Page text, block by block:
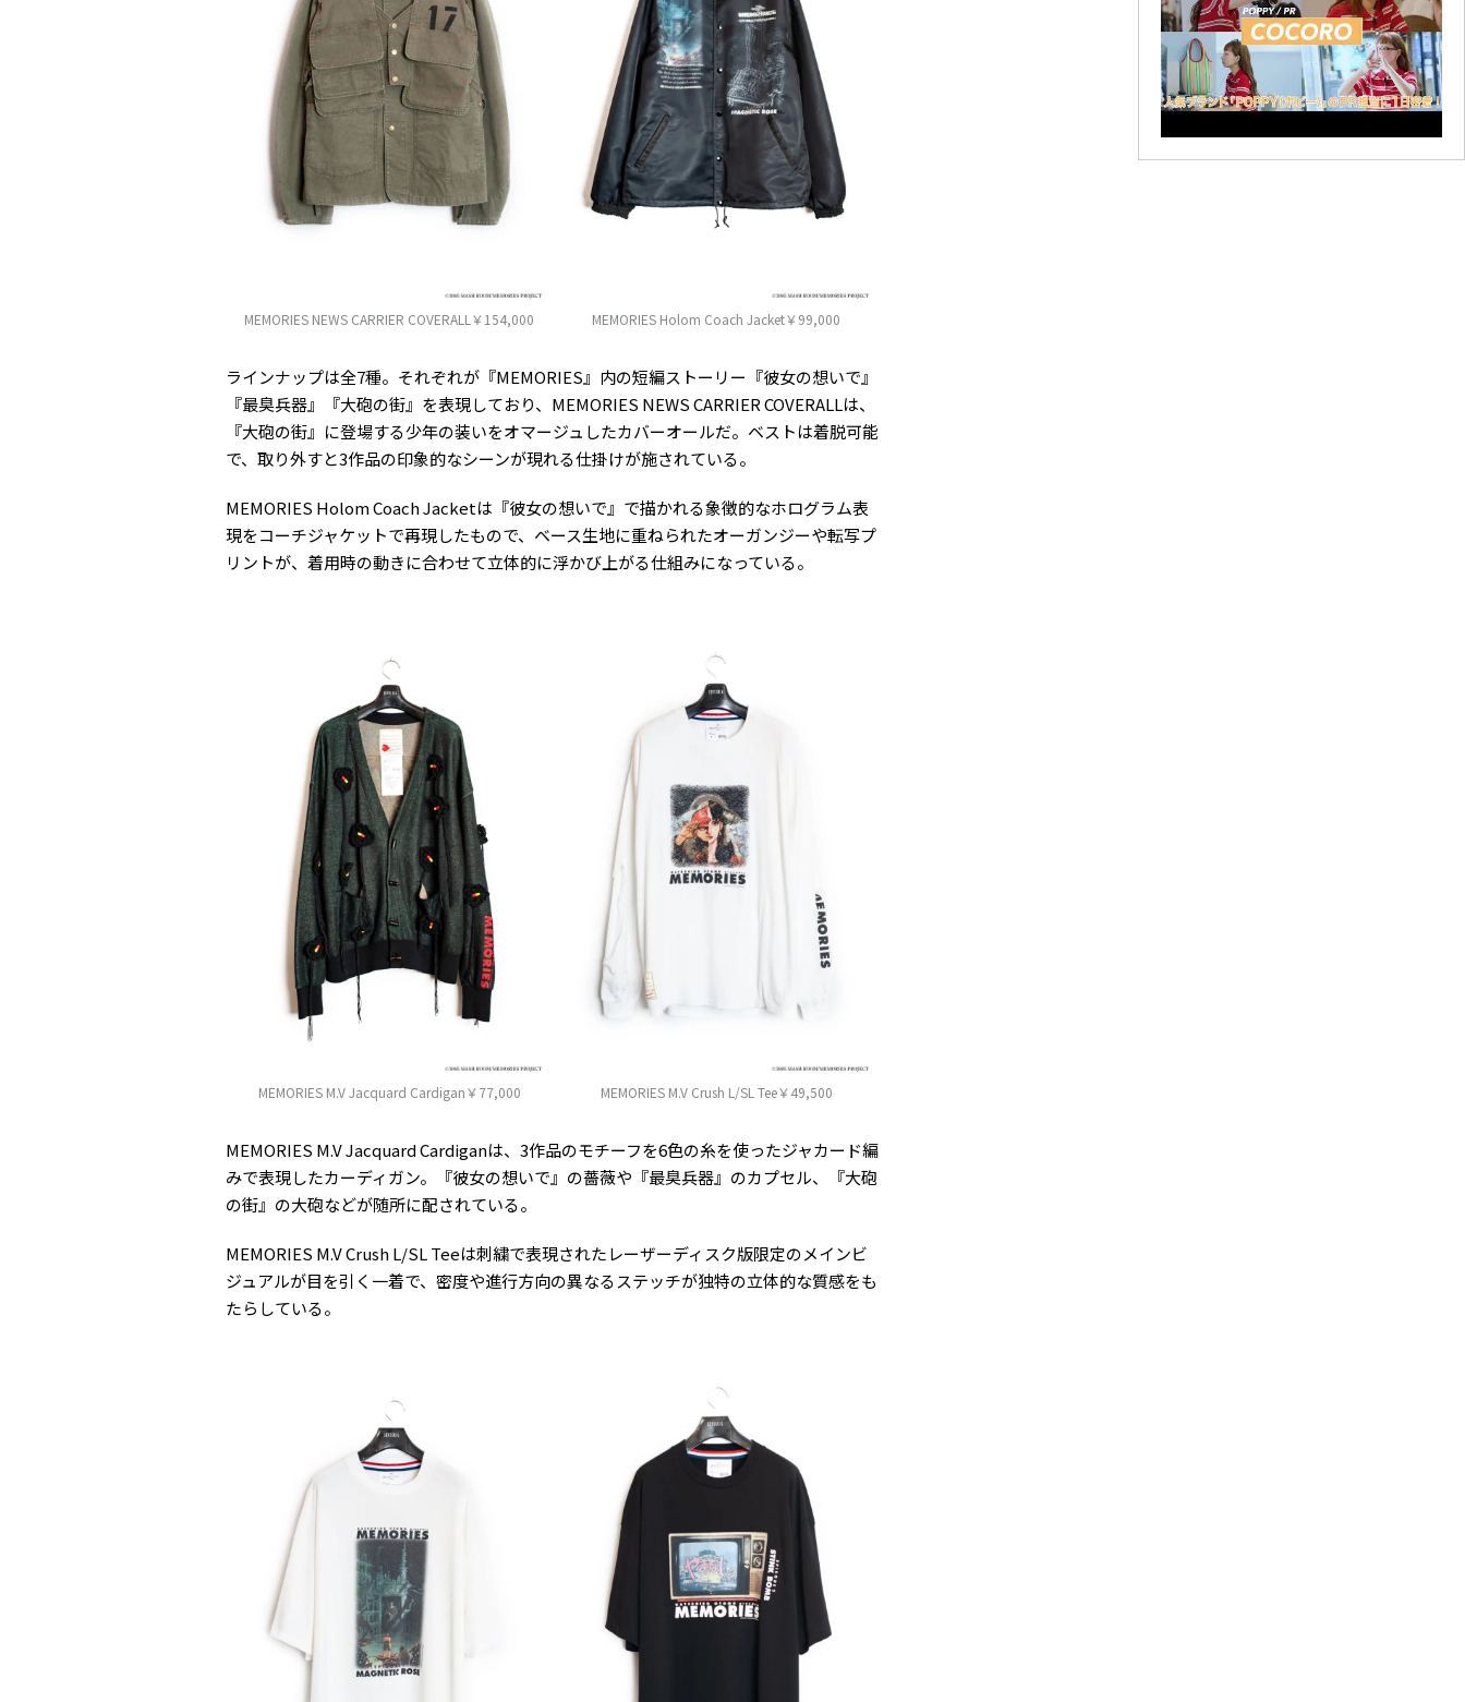
MEMORIES NEWS CARRIER COVERALL￥154,000 MEMORIES Holom Coach Jacket￥99,000
ラインナップは全7種。それぞれが『MEMORIES』内の短編ストーリー『彼女の想いで』
『最臭兵器』『大砲の街』を表現しており、MEMORIES NEWS CARRIER COVERALLは、
『大砲の街』に登場する少年の装いをオマージュしたカバーオールだ。ベストは着脱可能
で、取り外すと3作品の印象的なシーンが現れる仕掛けが施されている。
MEMORIES Holom Coach Jacketは『彼女の想いで』で描かれる象徴的なホログラム表
現をコーチジャケットで再現したもので、ベース生地に重ねられたオーガンジーや転写プ
リントが、着用時の動きに合わせて立体的に浮かび上がる仕組みになっている。
MEMORIES M.V Jacquard Cardigan￥77,000 MEMORIES M.V Crush L/SL Tee￥49,500
MEMORIES M.V Jacquard Cardiganは、3作品のモチーフを6色の糸を使ったジャカード編
みで表現したカーディガン。『彼女の想いで』の薔薇や『最臭兵器』のカプセル、『大砲
の街』の大砲などが随所に配されている。
MEMORIES M.V Crush L/SL Teeは刺繍で表現されたレーザーディスク版限定のメインビ
ジュアルが目を引く一着で、密度や進行方向の異なるステッチが独特の立体的な質感をも
たらしている。